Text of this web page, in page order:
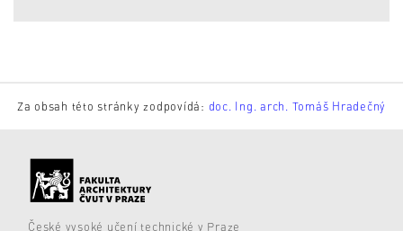
Za obsah této stránky zodpovídá: doc. Ing. arch. Tomáš Hradečný
České vysoké učení technické v Praze